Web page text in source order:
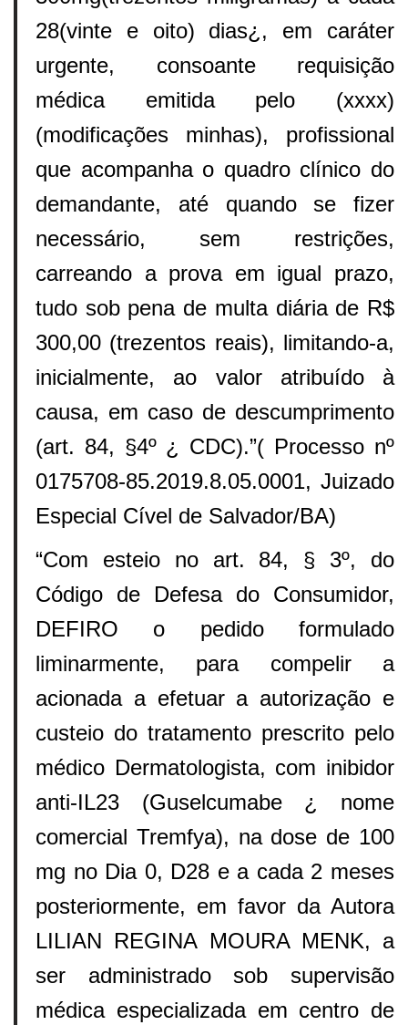
28(vinte e oito) dias¿, em caráter
urgente, consoante requisição
médica emitida pelo (xxxx)
(modificações minhas), profissional
que acompanha o quadro clínico do
demandante, até quando se fizer
necessário, sem restrições,
carreando a prova em igual prazo,
tudo sob pena de multa diária de R$
300,00 (trezentos reais), limitando-a,
inicialmente, ao valor atribuído à
causa, em caso de descumprimento
(art. 84, §4º ¿ CDC).”( Processo nº
0175708-85.2019.8.05.0001, Juizado
Especial Cível de Salvador/BA)
“Com esteio no art. 84, § 3º, do
Código de Defesa do Consumidor,
DEFIRO o pedido formulado
liminarmente, para compelir a
acionada a efetuar a autorização e
custeio do tratamento prescrito pelo
médico Dermatologista, com inibidor
anti-IL23 (Guselcumabe ¿ nome
comercial Tremfya), na dose de 100
mg no Dia 0, D28 e a cada 2 meses
posteriormente, em favor da Autora
LILIAN REGINA MOURA MENK, a
ser administrado sob supervisão
médica especializada em centro de